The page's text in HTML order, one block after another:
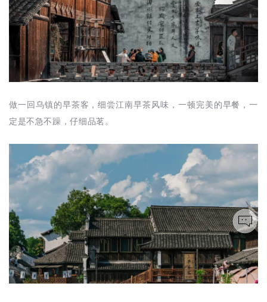
做一回乌镇的早茶客，细尝江南早茶风味，一顿完美的早餐，一
定是不急不躁，仔细品茗。